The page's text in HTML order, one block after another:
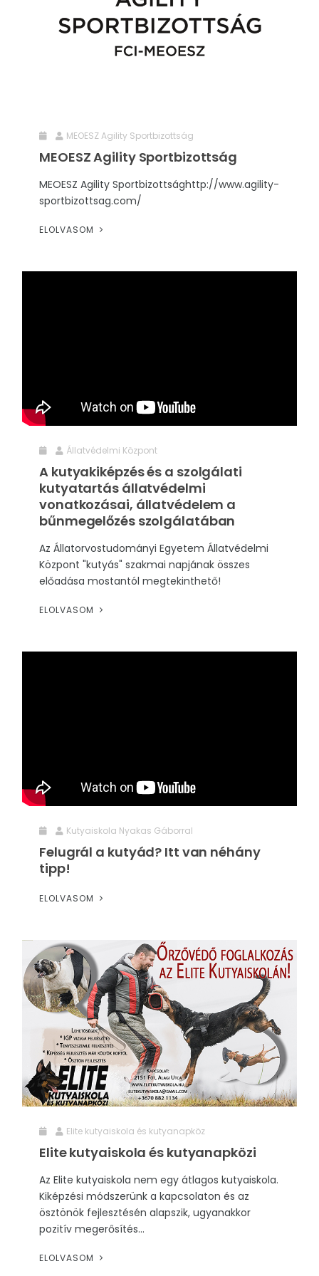
RENDEZVÉNYEK
MEOESZ Agility Sportbizottság
MEOESZ Agility Sportbizottság
MEOESZ Agility Sportbizottsághttp://www.agility-
sportbizottsag.com/
ELOLVASOM
Állatvédelmi Központ
A kutyakiképzés és a szolgálati
kutyatartás állatvédelmi
vonatkozásai, állatvédelem a
bűnmegelőzés szolgálatában
Az Állatorvostudományi Egyetem Állatvédelmi
Központ "kutyás" szakmai napjának összes
előadása mostantól megtekinthető!
ELOLVASOM
Kutyaiskola Nyakas Gáborral
Felugrál a kutyád? Itt van néhány
tipp!
ELOLVASOM
Elite kutyaiskola és kutyanapköz
Elite kutyaiskola és kutyanapközi
Az Elite kutyaiskola nem egy átlagos kutyaiskola.
Kiképzési módszerünk a kapcsolaton és az
ösztönök fejlesztésén alapszik, ugyanakkor
pozitív megerősítés...
ELOLVASOM